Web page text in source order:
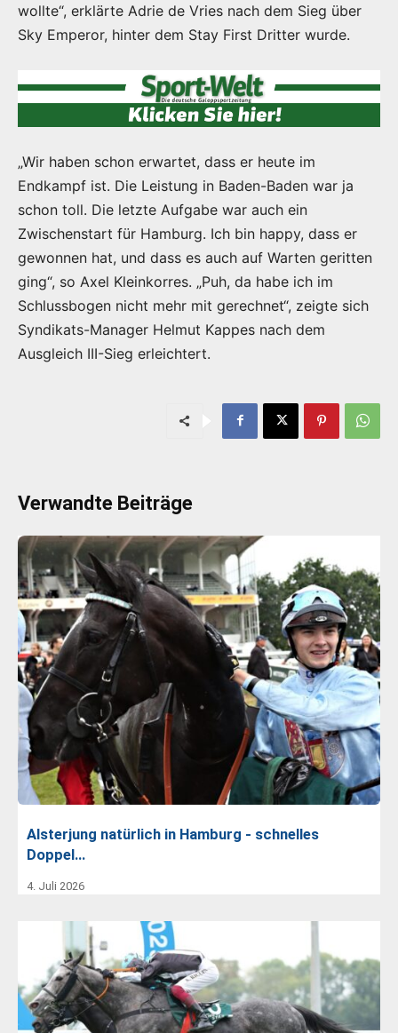
wollte“, erklärte Adrie de Vries nach dem Sieg über
Sky Emperor, hinter dem Stay First Dritter wurde.
„Wir haben schon erwartet, dass er heute im
Endkampf ist. Die Leistung in Baden-Baden war ja
schon toll. Die letzte Aufgabe war auch ein
Zwischenstart für Hamburg. Ich bin happy, dass er
gewonnen hat, und dass es auch auf Warten geritten
ging“, so Axel Kleinkorres. „Puh, da habe ich im
Schlussbogen nicht mehr mit gerechnet“, zeigte sich
Syndikats-Manager Helmut Kappes nach dem
Ausgleich III-Sieg erleichtert.
Verwandte Beiträge
Alsterjung natürlich in Hamburg - schnelles
Doppel…
4. Juli 2026